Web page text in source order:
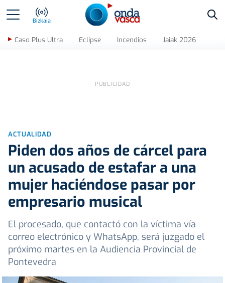
Bizkaia
Caso Plus Ultra Eclipse Incendios Jaiak 2026
ACTUALIDAD
Piden dos años de cárcel para
un acusado de estafar a una
mujer haciéndose pasar por
empresario musical
El procesado, que contactó con la víctima vía
correo electrónico y WhatsApp, será juzgado el
próximo martes en la Audiencia Provincial de
Pontevedra